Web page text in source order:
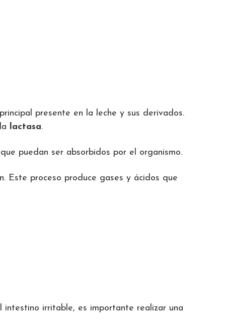
presente en la leche y sus derivados.
lactasa.
puedan ser absorbidos por el organismo.
Este proceso produce gases y ácidos que
irritable, es importante realizar una